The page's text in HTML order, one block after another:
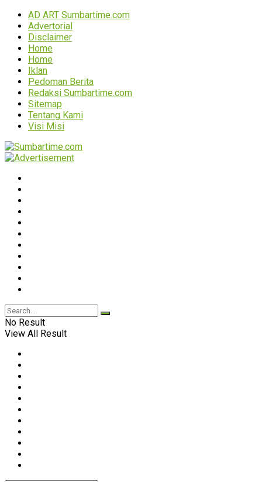
AD ART Sumbartime.com
Advertorial
Disclaimer
Home
Home
Iklan
Pedoman Berita
Redaksi Sumbartime.com
Sitemap
Tentang Kami
Visi Misi
No Result
View All Result